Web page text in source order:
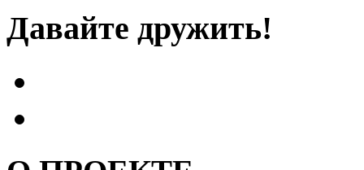
Давайте дружить!